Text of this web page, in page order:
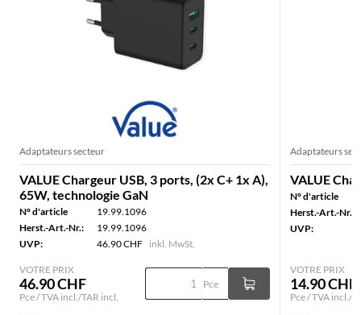
Adaptateurs secteur
VALUE Chargeur USB, 3 ports, (2x C+ 1x A),
65W, technologie GaN
N° d'article
19.99.1096
Herst.-Art.-Nr.:
19.99.1096
UVP:
46.90 CHF inkl. MwSt.
VOTRE PRIX
46.90 CHF
Pce / TVA incl./TAR incl.
Pce
Adaptateurs
VALUE
N° d'article
Herst.-Art.-Nr.:
UVP:
VOTRE PRIX
14.90 CHF
Pce / TVA incl./